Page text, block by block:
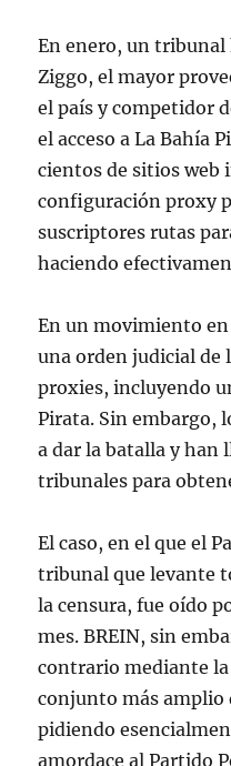
En enero, un
Ziggo, el mayor
el país y competidor
el acceso a La Bahía
cientos de sitios web
configuración proxy
suscriptores rutas
haciendo
En un movimiento
una orden judicial de
proxies, incluyendo
Pirata. Sin embargo,
a dar la batalla y han
tribunales para
El caso, en el que el
tribunal que levante
la censura, fue oído
mes. BREIN, sin
contrario mediante
conjunto más amplio
pidiendo
amordace al Partido